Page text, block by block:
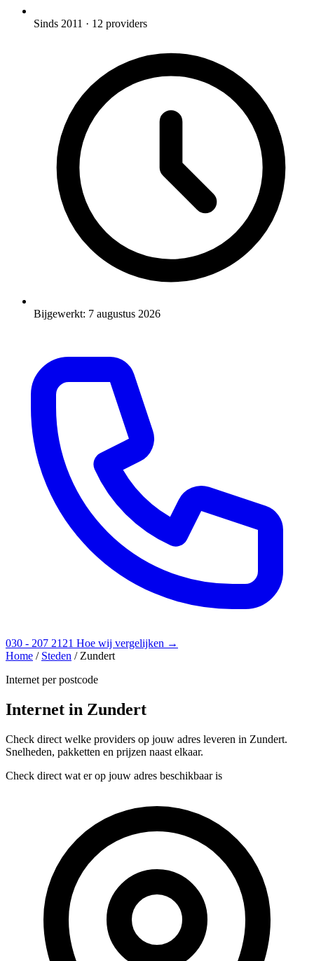
Sinds 2011 · 12 providers
Bijgewerkt: 7 augustus 2026
030 - 207 2121 Hoe wij vergelijken →
Home / Steden / Zundert
Internet per postcode
Internet in Zundert
Check direct welke providers op jouw adres leveren in Zundert.
Snelheden, pakketten en prijzen naast elkaar.
Check direct wat er op jouw adres beschikbaar is